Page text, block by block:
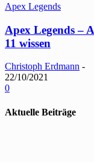
Apex Legends
Apex Legends –
11 wissen
Christoph Erdmann -
22/10/2021
0
Aktuelle Beiträge